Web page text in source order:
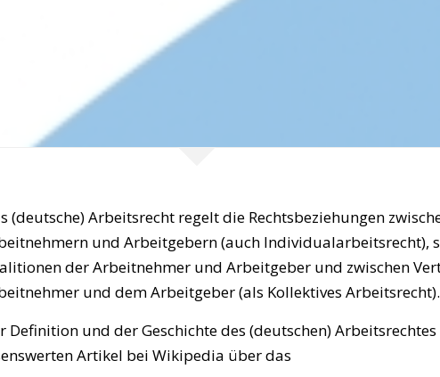
(deutsche) Arbeitsrecht regelt die Rechtsbeziehungen
und Arbeitgebern (auch Individualarbeitsrecht),
der Arbeitnehmer und Arbeitgeber und zwischen
und dem Arbeitgeber (als Kollektives Arbeitsrecht).
Definition und der Geschichte des (deutschen)
Artikel bei Wikipedia über das